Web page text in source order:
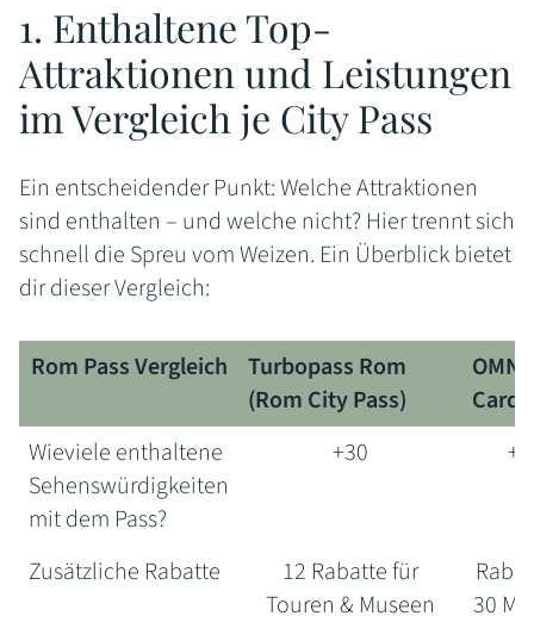
1. Enthaltene Top-
Attraktionen und Leistungen
im Vergleich je City Pass
Ein entscheidender Punkt: Welche Attraktionen
sind enthalten – und welche nicht? Hier trennt sich
schnell die Spreu vom Weizen. Ein Überblick bietet
dir dieser Vergleich:
Rom Pass Vergleich
Turbopass Rom
(Rom City Pass)
Card
Rom Pass Vergleich
Turbopass Rom
Wieviele enthaltene
Sehenswürdigkeiten
mit dem Pass?
+30
Zusätzliche Rabatte
12 Rabatte für
Touren & Museen
30